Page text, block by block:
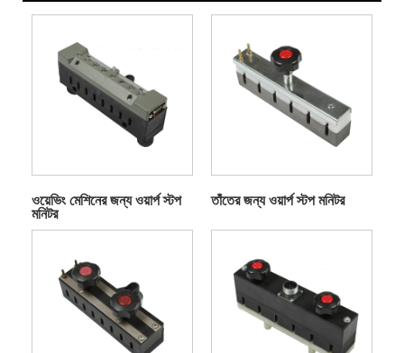
ওয়েভিং মেশিনের জন্য ওয়ার্প স্টপ
মনিটর
তাঁতের জন্য ওয়ার্প স্টপ মনিটর